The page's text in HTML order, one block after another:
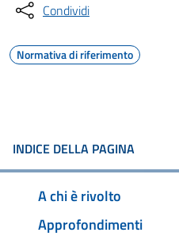
Condividi
Normativa di riferimento
INDICE DELLA PAGINA
A chi è rivolto
Approfondimenti